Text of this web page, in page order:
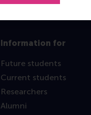
Information for
Future students
Current students
Researchers
Alumni